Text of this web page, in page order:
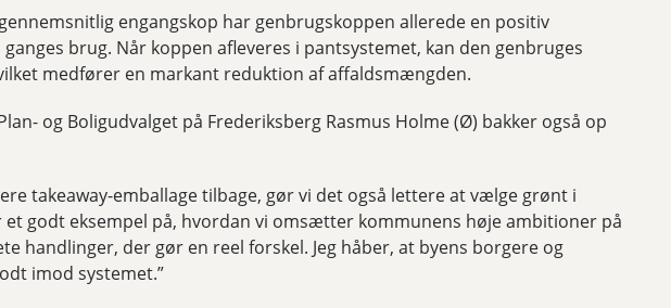
engangskop har genbrugskoppen allerede en positiv
brug. Når koppen afleveres i pantsystemet, kan den genbruges
medfører en markant reduktion af affaldsmængden.
og Boligudvalget på Frederiksberg Rasmus Holme (Ø) bakker også op
takeaway-emballage tilbage, gør vi det også lettere at vælge grønt i
et godt eksempel på, hvordan vi omsætter kommunens høje ambitioner på
handlinger, der gør en reel forskel. Jeg håber, at byens borgere og
imod systemet.”